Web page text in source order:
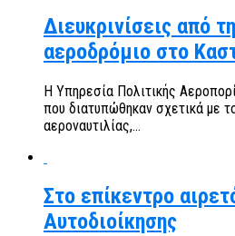
Διευκρινίσεις από
αεροδρόμιο στο
Η Υπηρεσία Πολιτικής
που διατυπώθηκαν σχετικά με
αεροναυτιλίας,...
Στο επίκεντρο
Αυτοδιοίκησης